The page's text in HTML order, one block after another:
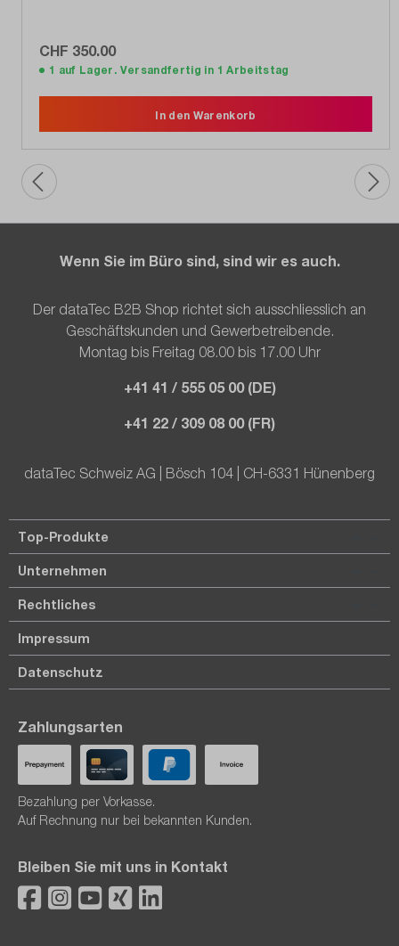
CHF 350.00
1 auf Lager. Versandfertig in 1 Arbeitstag
In den Warenkorb
Wenn Sie im Büro sind, sind wir es auch.
Der dataTec B2B Shop richtet sich ausschliesslich an
Geschäftskunden und Gewerbetreibende.
Montag bis Freitag 08.00 bis 17.00 Uhr
+41 41 / 555 05 00 (DE)
+41 22 / 309 08 00 (FR)
dataTec Schweiz AG | Bösch 104 | CH-6331 Hünenberg
Top-Produkte
Unternehmen
Rechtliches
Impressum
Datenschutz
Zahlungsarten
Bezahlung per Vorkasse.
Auf Rechnung nur bei bekannten Kunden.
Bleiben Sie mit uns in Kontakt